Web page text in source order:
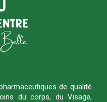
de qualité
du corps, du Visage,